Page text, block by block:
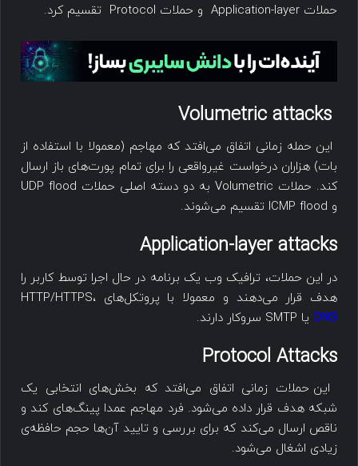
حملات Application-layer و حملات Protocol تقسیم کرد.
Volumetric attacks
این حمله زمانی اتفاق می‌افتد که مهاجم (معمولا با استفاده از
بات) هزاران درخواست‌ غیرواقعی را برای تمام پورت‌های باز ارسال
‌کند. حملات Volumetric به دو دسته اصلی حملات UDP flood
و ICMP flood تقسیم می‌شوند.
Application-layer attacks
در این حملات، ترافیک وب یک برنامه در حال اجرا توسط کاربر را
هدف قرار می‌دهند و معمولا با پروتکل‌های HTTP/HTTPS،
DNS یا SMTP سروکار دارند.
Protocol Attacks
این حملات زمانی اتفاق می‌افتد که بخش‌های انتخابی یک
شبکه هدف قرار داده می‌شود. فرد مهاجم عمدا پینگ‌های کند و
ناقص ارسال می‌کند که برای بررسی و تایید آن‌ها حجم حافظه‌ی
زیادی اشغال می‌شود.